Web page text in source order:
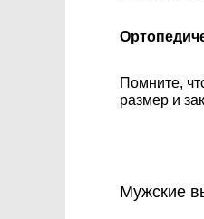
Помните,
размер и
Мужские